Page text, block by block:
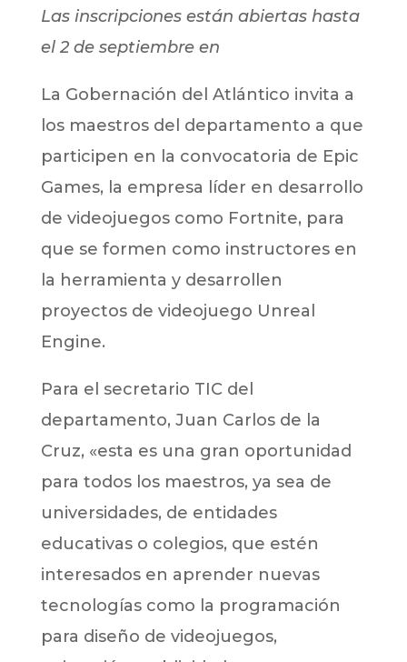
Las inscripciones están abiertas hasta
el 2 de septiembre en
La Gobernación del Atlántico invita a
los maestros del departamento a que
participen en la convocatoria de Epic
Games, la empresa líder en desarrollo
de videojuegos como Fortnite, para
que se formen como instructores en
la herramienta y desarrollen
proyectos de videojuego Unreal
Engine.
Para el secretario TIC del
departamento, Juan Carlos de la
Cruz, «esta es una gran oportunidad
para todos los maestros, ya sea de
universidades, de entidades
educativas o colegios, que estén
interesados en aprender nuevas
tecnologías como la programación
para diseño de videojuegos,